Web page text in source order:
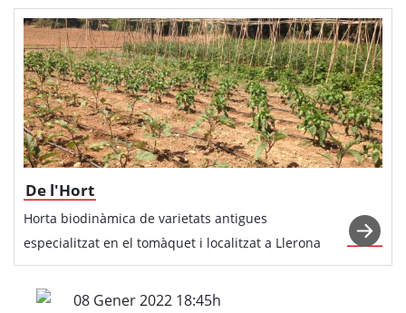
De l'Hort
Horta biodinàmica de varietats antigues
especialitzat en el tomàquet i localitzat a Llerona
08 Gener 2022 18:45h